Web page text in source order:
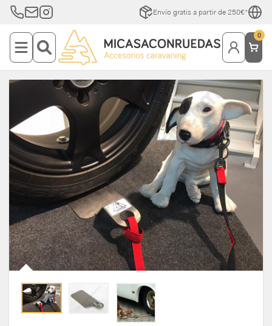
Envío gratis a partir de 250€*
0